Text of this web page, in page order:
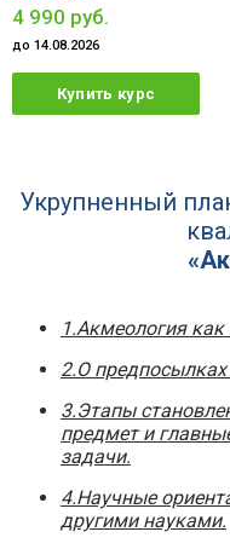
4 990 руб.
до 14.08.2026
Купить курс
Укрупненный
1.Акмеология
2.О
3.Этапы
предмет и
задачи.
4.Научные
другими науками.